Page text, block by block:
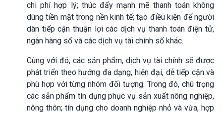
chi phí hợp lý; thúc đẩy mạnh mẽ thanh toán không
dùng tiền mặt trong nền kinh tế; tạo điều kiện để người
dân tiếp cận thuận lợi các dịch vụ thanh toán điện tử,
ngân hàng số và các dịch vụ tài chính số khác.
Cùng với đó, các sản phẩm, dịch vụ tài chính sẽ được
phát triển theo hướng đa dạng, hiện đại, dễ tiếp cận và
phù hợp với từng nhóm đối tượng. Trong đó, chú trọng
các sản phẩm tín dụng phục vụ sản xuất nông nghiệp,
nông thôn; tín dụng cho doanh nghiệp nhỏ và vừa, hợp